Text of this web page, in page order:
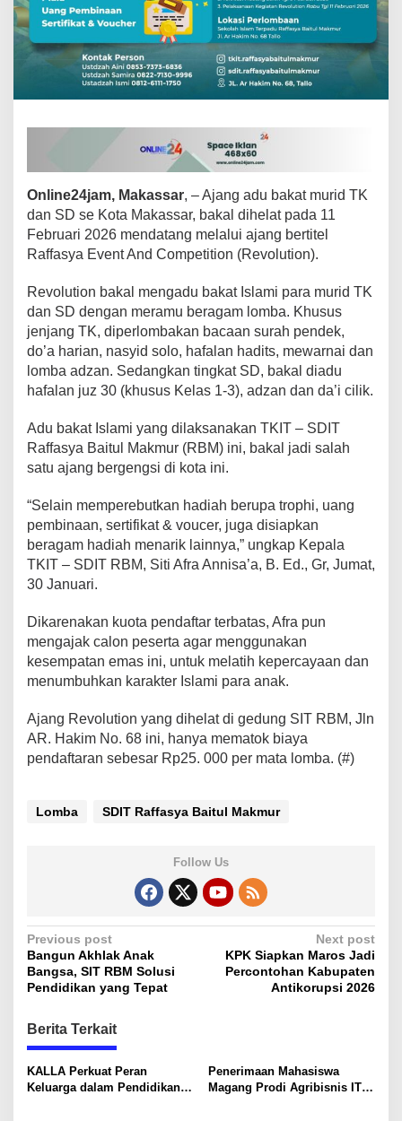
e
o
s
Online24jam, Makassar, – Ajang adu bakat murid TK
dan SD se Kota Makassar, bakal dihelat pada 11
Februari 2026 mendatang melalui ajang bertitel
Raffasya Event And Competition (Revolution).
Revolution bakal mengadu bakat Islami para murid TK
dan SD dengan meramu beragam lomba. Khusus
jenjang TK, diperlombakan bacaan surah pendek,
do’a harian, nasyid solo, hafalan hadits, mewarnai dan
lomba adzan. Sedangkan tingkat SD, bakal diadu
hafalan juz 30 (khusus Kelas 1-3), adzan dan da’i cilik.
Adu bakat Islami yang dilaksanakan TKIT – SDIT
Raffasya Baitul Makmur (RBM) ini, bakal jadi salah
satu ajang bergengsi di kota ini.
“Selain memperebutkan hadiah berupa trophi, uang
pembinaan, sertifikat & voucer, juga disiapkan
beragam hadiah menarik lainnya,” ungkap Kepala
TKIT – SDIT RBM, Siti Afra Annisa’a, B. Ed., Gr, Jumat,
30 Januari.
Dikarenakan kuota pendaftar terbatas, Afra pun
mengajak calon peserta agar menggunakan
kesempatan emas ini, untuk melatih kepercayaan dan
menumbuhkan karakter Islami para anak.
Ajang Revolution yang dihelat di gedung SIT RBM, Jln
AR. Hakim No. 68 ini, hanya mematok biaya
pendaftaran sebesar Rp25. 000 per mata lomba. (#)
Lomba SDIT Raffasya Baitul Makmur
Follow Us
P
o
s
t
n
a
v
Previous post
Bangun Akhlak Anak
Bangsa, SIT RBM Solusi
Pendidikan yang Tepat
Next post
KPK Siapkan Maros Jadi
Percontohan Kabupaten
Antikorupsi 2026
Berita Terkait
KALLA Perkuat Peran
Keluarga dalam Pendidikan
Penerimaan Mahasiswa
Magang Prodi Agribisnis ITP